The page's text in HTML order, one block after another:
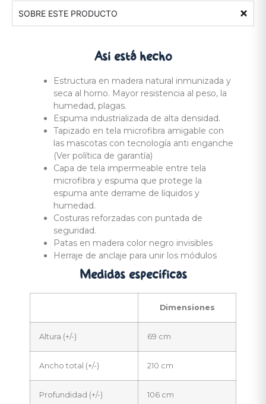
SOBRE ESTE PRODUCTO
Así está hecho
Estructura en madera natural inmunizada y
seca al horno. Mayor resistencia al peso, la
humedad, plagas.
Espuma industrializada de alta densidad.
Tapizado en tela microfibra amigable con
las mascotas con tecnología anti enganche
(Ver política de garantía)
Capa de tela impermeable entre tela
microfibra y espuma que protege la
espuma ante derrame de líquidos y
humedad.
Costuras reforzadas con puntada de
seguridad.
Patas en madera color negro invisibles
Herraje de anclaje para unir los módulos
Medidas específicas
Dimensiones
Altura (+/-) 69 cm
Ancho total (+/-) 210 cm
Profundidad (+/-) 106 cm